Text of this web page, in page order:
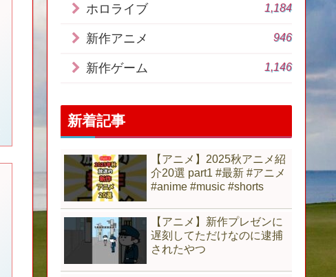
ホロライブ 1,184
新作アニメ 946
新作ゲーム 1,146
新着記事
【アニメ】2025秋アニメ紹
介20選 part1 #最新 #アニメ
#anime #music #shorts
【アニメ】新作プレゼンに
遅刻してただけなのに逮捕
されたやつ